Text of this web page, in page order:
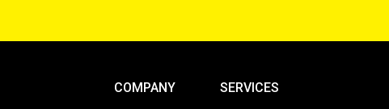
COMPANY SERVICES